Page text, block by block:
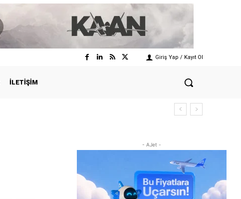
Giriş Yap / Kayıt Ol
İLETIŞIM
- AJet -